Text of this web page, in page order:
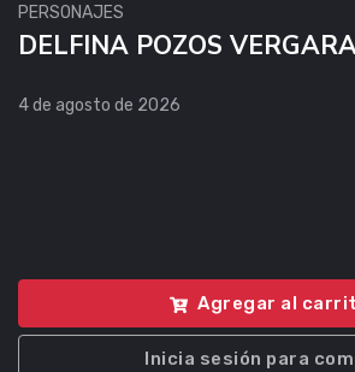
PERSONAJES
DELFINA POZOS
4 de agosto de 2026
Agregar al
Inicia sesión para